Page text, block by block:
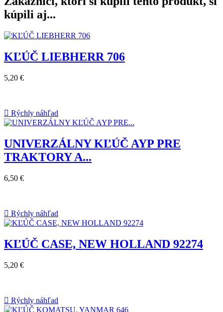
kúpili aj...
KĽÚČ LIEBHERR 706
5,20 €
 Rýchly náhľad
UNIVERZÁLNY KĽÚČ AYP PRE
TRAKTORY A...
6,50 €
 Rýchly náhľad
KĽÚČ CASE, NEW HOLLAND 92274
5,20 €
 Rýchly náhľad